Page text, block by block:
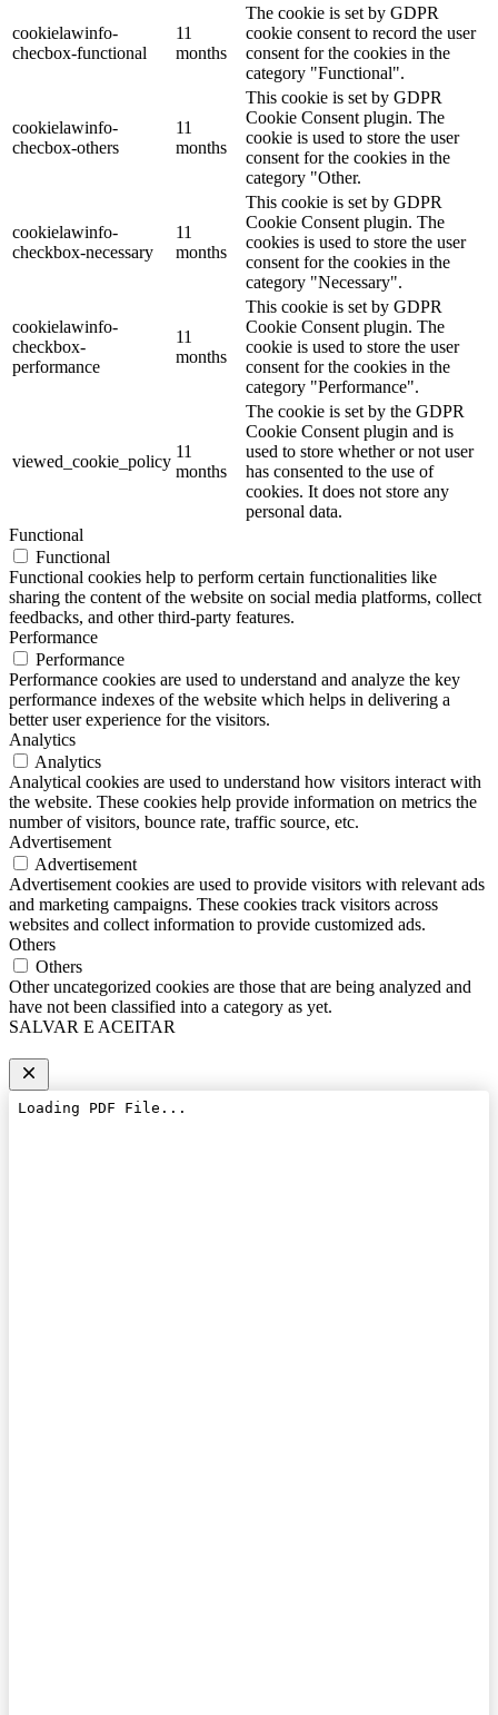
cookielawinfo-
checbox-functional
11
months
The cookie is set by GDPR
cookie consent to record the user
consent for the cookies in the
category "Functional".
cookielawinfo-
checbox-others
11
months
This cookie is set by GDPR
Cookie Consent plugin. The
cookie is used to store the user
consent for the cookies in the
category "Other.
cookielawinfo-
checkbox-necessary
11
months
This cookie is set by GDPR
Cookie Consent plugin. The
cookies is used to store the user
consent for the cookies in the
category "Necessary".
cookielawinfo-
checkbox-
performance
11
months
This cookie is set by GDPR
Cookie Consent plugin. The
cookie is used to store the user
consent for the cookies in the
category "Performance".
viewed_cookie_policy
11
months
The cookie is set by the GDPR
Cookie Consent plugin and is
used to store whether or not user
has consented to the use of
cookies. It does not store any
personal data.
Functional
Functional
Functional cookies help to perform certain functionalities like
sharing the content of the website on social media platforms, collect
feedbacks, and other third-party features.
Performance
Performance
Performance cookies are used to understand and analyze the key
performance indexes of the website which helps in delivering a
better user experience for the visitors.
Analytics
Analytics
Analytical cookies are used to understand how visitors interact with
the website. These cookies help provide information on metrics the
number of visitors, bounce rate, traffic source, etc.
Advertisement
Advertisement
Advertisement cookies are used to provide visitors with relevant ads
and marketing campaigns. These cookies track visitors across
websites and collect information to provide customized ads.
Others
Others
Other uncategorized cookies are those that are being analyzed and
have not been classified into a category as yet.
SALVAR E ACEITAR